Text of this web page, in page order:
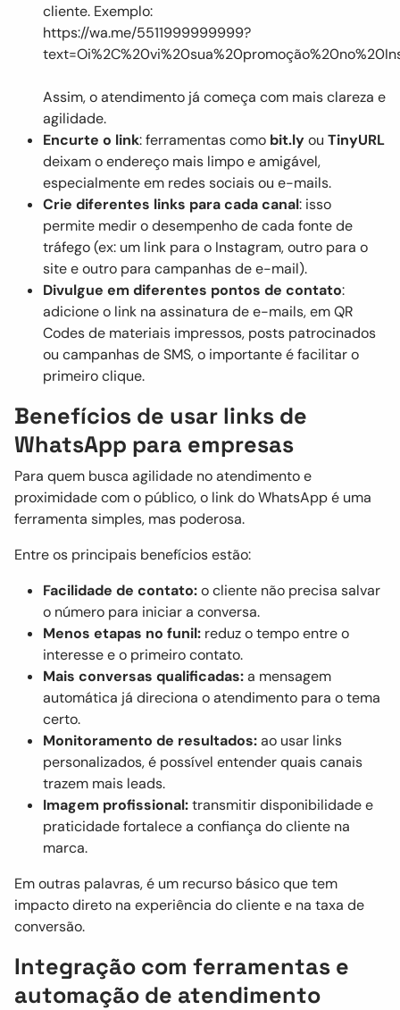
cliente. Exemplo:
https://wa.me/5511999999999?
Assim, o atendimento já começa com mais clareza e
agilidade.
Encurte o link: ferramentas como bit.lyou TinyURL
deixam o endereço mais limpo e amigável,
especialmente em redes sociais ou e-mails.
Crie diferentes links para cada canal: isso
permite medir o desempenho de cada fonte de
tráfego (ex: um link para o Instagram, outro para o
site e outro para campanhas de e-mail).
Divulgue em diferentes pontos de contato:
adicione o link na assinatura de e-mails, em QR
Codes de materiais impressos, posts patrocinados
ou campanhas de SMS, o importante é facilitar o
primeiro clique.
Benefícios de usar links de
WhatsApp para empresas
Para quem busca agilidade no atendimento e
proximidade com o público, o link do WhatsApp é uma
ferramenta simples, mas poderosa.
Entre os principais benefícios estão:
Facilidade de contato:o cliente não precisa salvar
o número para iniciar a conversa.
Menos etapas no funil: reduz o tempo entre o
interesse e o primeiro contato.
Mais conversas qualificadas:a mensagem
automática já direciona o atendimento para o tema
certo.
Monitoramento de resultados:ao usar links
personalizados, é possível entender quais canais
trazem mais leads.
Imagem profissional:transmitir disponibilidade e
praticidade fortalece a confiança do cliente na
marca.
Em outras palavras, é um recurso básico que tem
impacto direto na experiência do cliente e na taxa de
conversão.
Integração com ferramentas e
automação de atendimento